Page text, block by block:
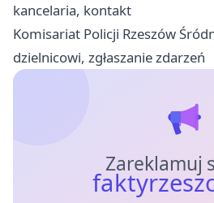
kancelaria, kontakt
Komisariat Policji Rzeszów
dzielnicowi, zgłaszanie zdarzeń
Zareklamuj